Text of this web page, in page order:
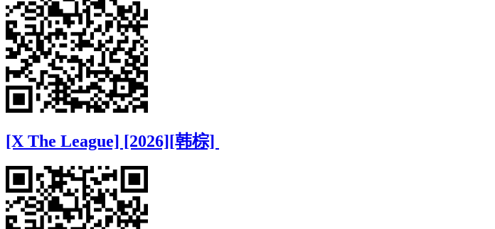
[X The League] [2026][韩棕]